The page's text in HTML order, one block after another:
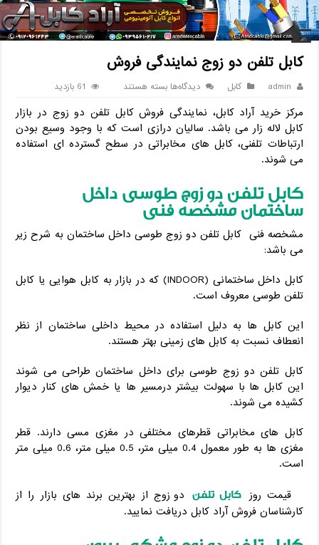
خانه / کابل / کابل تلفن دو زوج نمایندگی فروش
کابل تلفن دو زوج نمایندگی فروش
admin کابل دیدگاه‌هابرای
تلفن
دو
زوج
نمایندگی
بسته هستند 61 بازدید
مرکز خرید آراد کابل، نمایندگی فروش کابل تلفن دو زوج در بازار
کابل لاله زار می باشد. سالیان درازی است که با وجود وسیع بودن
ارتباطات تلفنی، کابل های مخابراتی در سطح گسترده ای استفاده
می شوند.
کابل تلفن دو زوج طوسی داخل
ساختمان مشخصه فنی
مشخصه فنی کابل تلفن دو زوج طوسی داخل ساختمان به شرح زیر
می باشد:
کابل داخل ساختمانی (INDOOR) که در بازار به کابل هوایی یا کابل
تلفن طوسی معروف است.
این کابل ها به دلیل استفاده در محیط داخلی ساختمان از نظر
انعطاف نسبت به کابل های زمینی بهتر هستند.
کابل تلفن دو زوج طوسی برای داخل ساختمان طراحی می شوند
این کابل ها با سهولت بیشتر درمسیر ها یا خمش های کنار دیوار
کشیده می شوند.
کابل های مخابراتی قطرهای مختلفی در مغزی مسی دارند. قطر
مغزی ها به طور معمول 0.4 میلی متر، 0.5 میلی متر، 0.6 میلی متر
است.
قیمت روز کابل تلفن دو زوج از بهترین برند های بازار را از
کارشناسان فروش آراد کابل دریافت نمایید.